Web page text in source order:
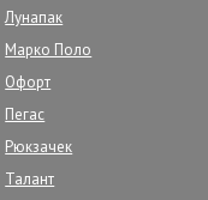
Лунапак
Марко Поло
Офорт
Пегас
Рюкзачек
Талант